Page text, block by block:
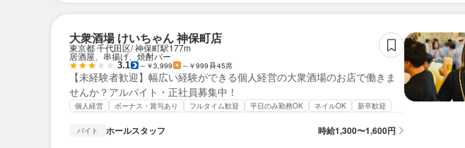
大衆酒場 けいちゃん 神保町店
東京都 千代田区 神保町駅177m
居酒屋、串揚げ、焼酎バー
3.1 ～￥3,999 ～￥999 45席
【未経験者歓迎】幅広い経験ができる個人経営の大衆酒場のお店で働きま
せんか？アルバイト・正社員募集中！
個人経営 ボーナス・賞与あり フルタイム歓迎 平日のみ勤務OK ネイルOK 新卒歓迎
バイト ホールスタッフ 時給1,300〜1,600円